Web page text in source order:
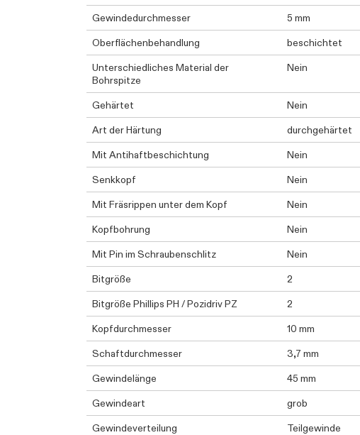
Gewindedurchmesser
5 mm
Oberflächenbehandlung
beschichtet
Unterschiedliches Material der
Bohrspitze
Nein
Gehärtet
Nein
Art der Härtung
durchgehärtet
Mit Antihaftbeschichtung
Nein
Senkkopf
Nein
Mit Fräsrippen unter dem Kopf
Nein
Kopfbohrung
Nein
Mit Pin im Schraubenschlitz
Nein
Bitgröße
2
Bitgröße Phillips PH / Pozidriv PZ
2
Kopfdurchmesser
10 mm
Schaftdurchmesser
3,7 mm
Gewindelänge
45 mm
Gewindeart
grob
Gewindeverteilung
Teilgewinde